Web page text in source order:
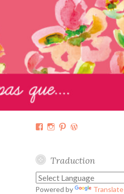
Facebook
Instagram
PinterestWordPress.org
Traduction
Powered by Translate